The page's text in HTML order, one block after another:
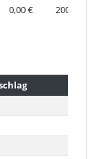
0,00 € 200,00 €